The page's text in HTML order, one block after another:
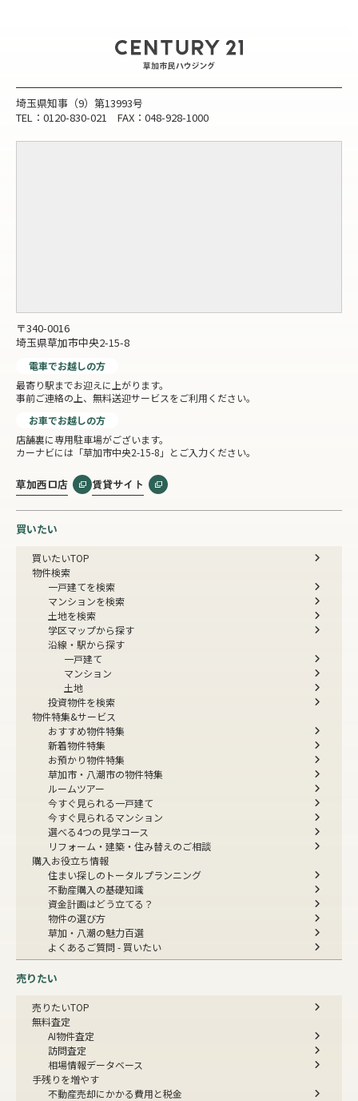
埼玉県知事（9）第13993号
TEL：0120-830-021 FAX：048-928-1000
〒340-0016
埼玉県草加市中央2-15-8
電車でお越しの方
最寄り駅までお迎えに上がります。
事前ご連絡の上、無料送迎サービスをご利用ください。
お車でお越しの方
店舗裏に専用駐車場がございます。
カーナビには「草加市中央2-15-8」とご入力ください。
草加西口店 賃貸サイト
買いたい
買いたいTOP
物件検索
一戸建てを検索
マンションを検索
土地を検索
学区マップから探す
沿線・駅から探す
一戸建て
マンション
土地
投資物件を検索
物件特集&サービス
おすすめ物件特集
新着物件特集
お預かり物件特集
草加市・八潮市の物件特集
ルームツアー
今すぐ見られる一戸建て
今すぐ見られるマンション
選べる4つの見学コース
リフォーム・建築・住み替えのご相談
購入お役立ち情報
住まい探しのトータルプランニング
不動産購入の基礎知識
資金計画はどう立てる？
物件の選び方
草加・八潮の魅力百選
よくあるご質問 - 買いたい
売りたい
売りたいTOP
無料査定
AI物件査定
訪問査定
相場情報データベース
手残りを増やす
不動産売却にかかる費用と税金